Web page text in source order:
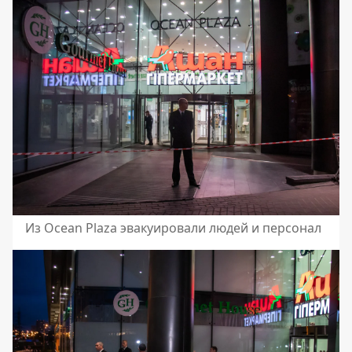
Из Ocean Plaza эвакуировали людей и персонал